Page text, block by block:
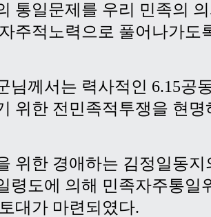
통일문제를 우리 민족의
주적노력으로 풀어나가도
님께서는 력사적인 6.15공
위한 전민족적투쟁을 현
위한 경애하는 김정일동
령도에 의해 민족자주통일
대가 마련되였다.